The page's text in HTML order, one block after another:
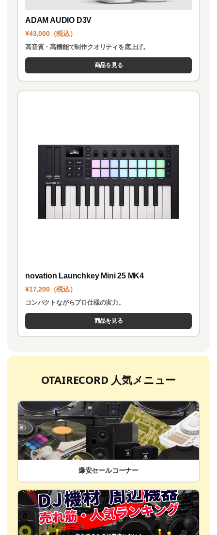
ADAM AUDIO D3V
¥43,000（税込）
高音質・高機能で制作クオリティを底上げ。
商品を見る
novation Launchkey Mini 25 MK4
¥17,200（税込）
コンパクトながらプロ仕様の実力。
商品を見る
OTAIRECORD 人気メニュー
爆安セールコーナー